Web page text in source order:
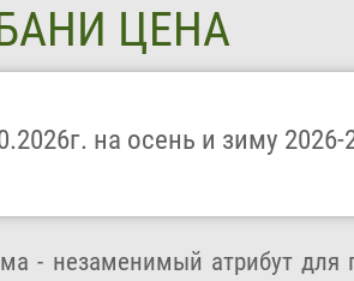
ЦЕНА
на осень и зиму 2026-
- незаменимый атрибут